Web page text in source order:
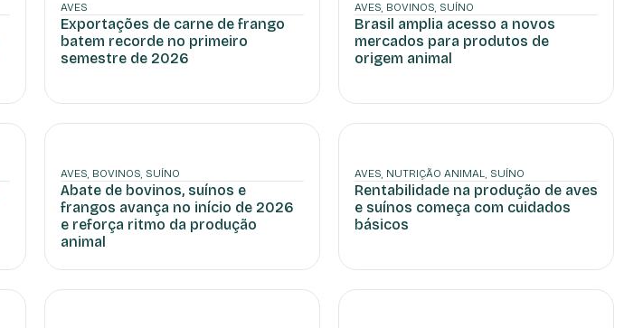
AVES
Exportações de carne de frango
batem recorde no primeiro
semestre de 2026
AVES, BOVINOS, SUÍNO
Brasil amplia acesso a novos
mercados para produtos de
origem animal
AVES, BOVINOS, SUÍNO
Abate de bovinos, suínos e
frangos avança no início de 2026
e reforça ritmo da produção
animal
AVES, NUTRIÇÃO ANIMAL, SUÍNO
Rentabilidade na produção de aves
e suínos começa com cuidados
básicos